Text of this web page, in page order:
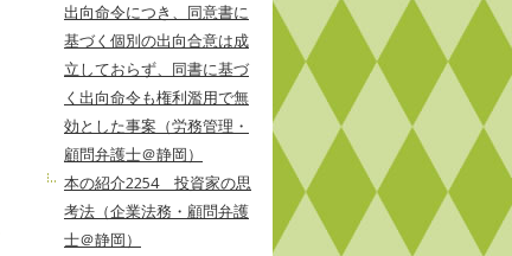
出向命令につき、同意書に
基づく個別の出向合意は成
立しておらず、同書に基づ
く出向命令も権利濫用で無
効とした事案（労務管理・
顧問弁護士＠静岡）
本の紹介2254 投資家の思
考法（企業法務・顧問弁護
士＠静岡）